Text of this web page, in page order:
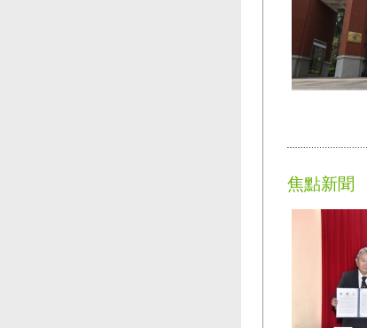
焦點新聞